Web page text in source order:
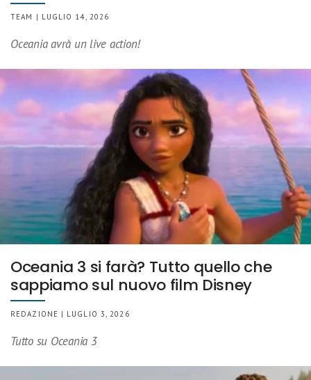
TEAM | LUGLIO 14, 2026
Oceania avrà un live action!
Oceania 3 si farà? Tutto quello che
sappiamo sul nuovo film Disney
REDAZIONE | LUGLIO 3, 2026
Tutto su Oceania 3